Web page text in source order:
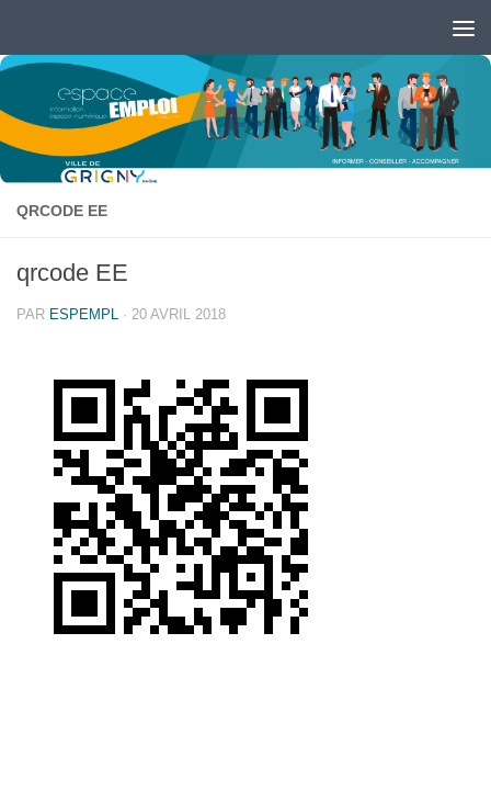
Ouvrir la barre d’outils
QRCODE EE
qrcode EE
PAR ESPEMPL · 20 AVRIL 2018